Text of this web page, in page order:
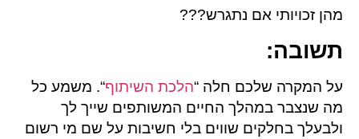
מהן זכויותי אם נתגרש???
תשובה:
על המקרה שלכם חלה “הלכת השיתוף“. משמע כל
מה שנצבר במהלך החיים המשותפים שייך לך
ולבעלך בחלקים שווים בלי חשיבות על שם מי רשום